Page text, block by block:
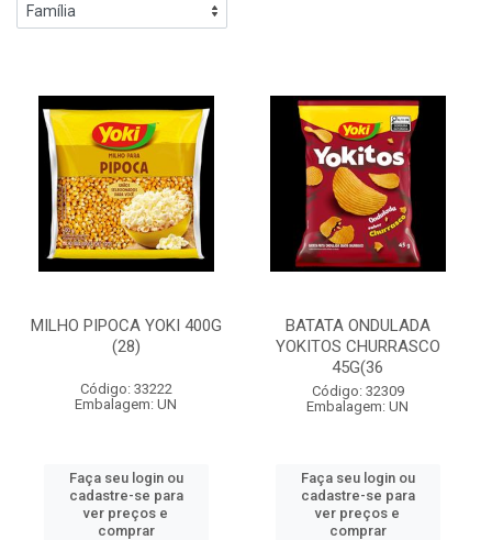
MILHO PIPOCA YOKI 400G
(28)
Código: 33222
Embalagem: UN
Faça seu login ou
cadastre-se para
ver preços e
comprar
BATATA ONDULADA
YOKITOS CHURRASCO
45G(36
Código: 32309
Embalagem: UN
Faça seu login ou
cadastre-se para
ver preços e
comprar